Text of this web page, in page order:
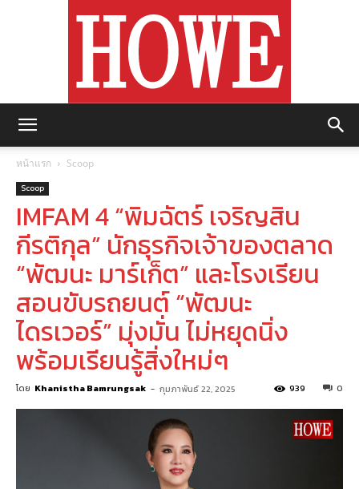
หน้าแรก Scoop
Scoop
IMFAM 4 “พิมฉัตร์ เจริญสิน
กีรติกุล” นักธุรกิจเจ้าของตลาด
“พัฒนะ มาร์เก็ต” และโรงเรียน
สอนขับรถยนต์ “พัฒนะ
ไดรเวอร์” มุ่งมั่น ไม่หยุดนิ่ง
พร้อมเรียนรู้สิ่งใหม่ๆ
โดย Khanistha Bamrungsak - กุมภาพันธ์ 22, 2025 0
939